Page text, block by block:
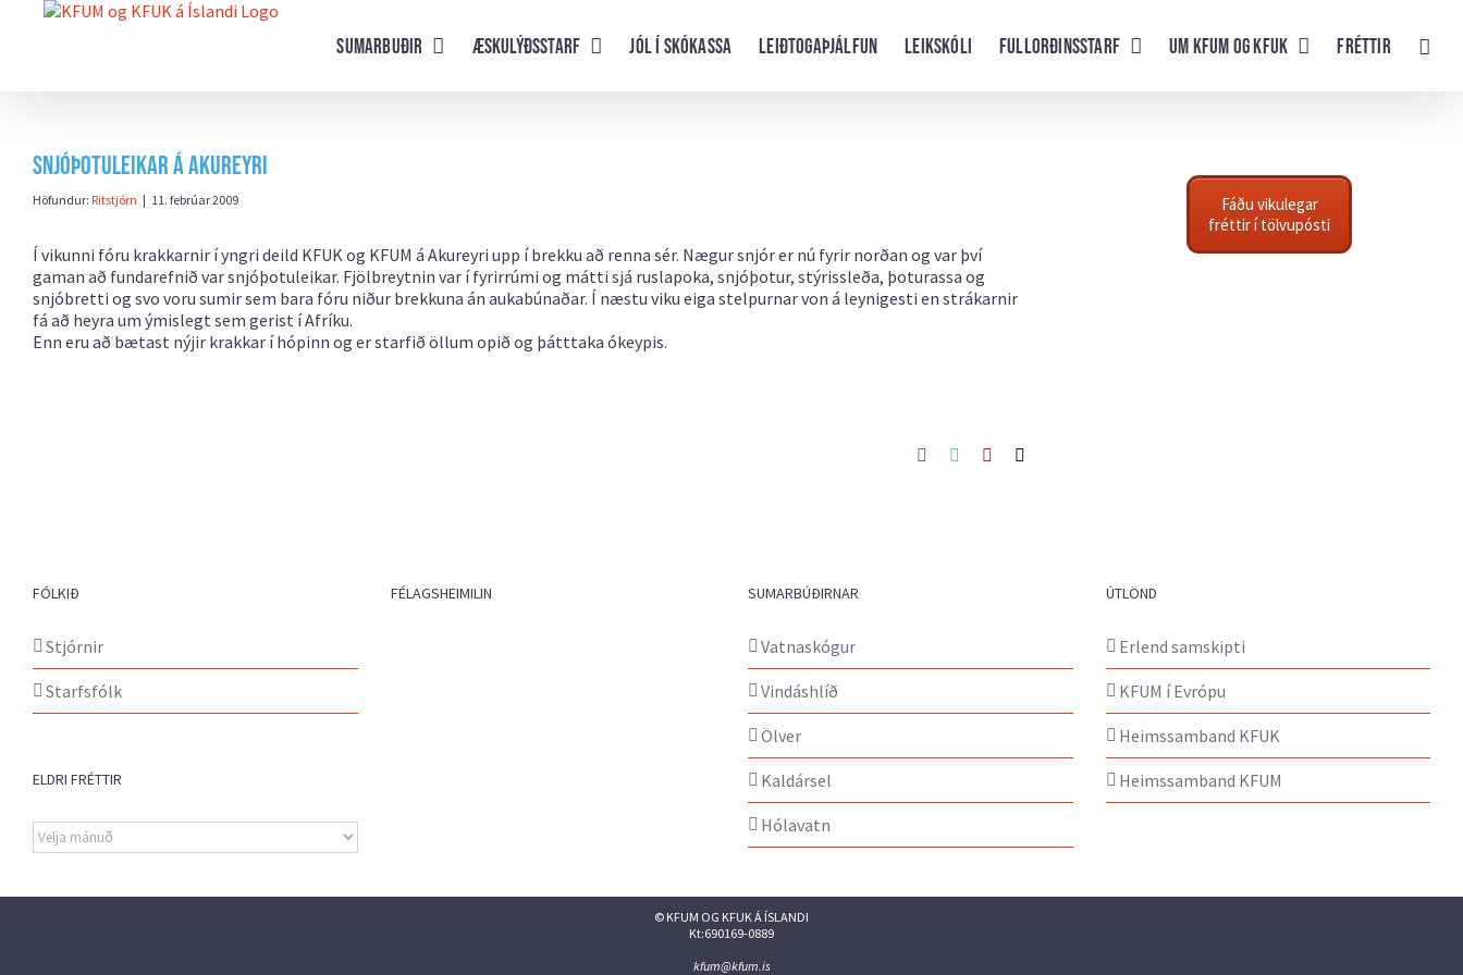
Sumarbuðir Æskulýðsstarf Jól í skókassa Leiðtogaþjálfun Leikskóli Fullorðinsstarf UM KFUM og KFUK Fréttir
Snjóþotuleikar á Akureyri
Höfundur: Ritstjórn | 11. febrúar 2009
Í vikunni fóru krakkarnir í yngri deild KFUK og KFUM á Akureyri upp í brekku að renna sér. Nægur snjór er nú fyrir norðan og var því
gaman að fundarefnið var snjóþotuleikar. Fjölbreytnin var í fyrirrúmi og mátti sjá ruslapoka, snjóþotur, stýrissleða, þoturassa og
snjóbretti og svo voru sumir sem bara fóru niður brekkuna án aukabúnaðar. Í næstu viku eiga stelpurnar von á leynigesti en strákarnir
fá að heyra um ýmislegt sem gerist í Afríku.
Enn eru að bætast nýjir krakkar í hópinn og er starfið öllum opið og þátttaka ókeypis.
Facebook
TwitterPinterest
Fáðu vikulegar
fréttir í tölvupósti
FÓLKIÐ
Stjórnir
Starfsfólk
ELDRI FRÉTTIR
Eldri
fréttir
FÉLAGSHEIMILIN SUMARBÚÐIRNAR
Vatnaskógur
Vindáshlíð
Ölver
Kaldársel
Hólavatn
ÚTLÖND
Erlend samskipti
KFUM í Evrópu
Heimssamband KFUK
Heimssamband KFUM
© KFUM OG KFUK Á ÍSLANDI
Kt:690169-0889
kfum@kfum.is